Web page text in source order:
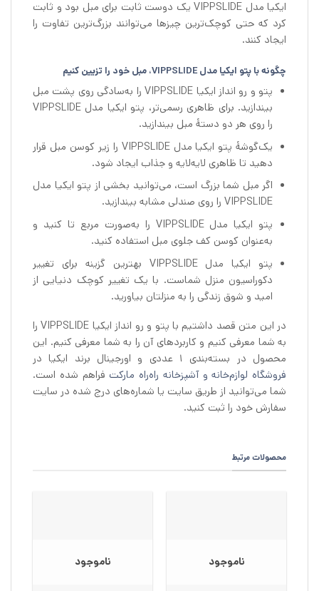
ایکیا مدل VIPPSLIDE یک دوست ثابت برای مبل بود و ثابت
کرد که حتی کوچک‌ترین چیزها می‌توانند بزرگ‌ترین تفاوت را
ایجاد کنند.
چگونه با پتو ایکیا مدل VIPPSLIDE، مبل خود را تزیین کنیم
پتو و رو انداز ایکیا VIPPSLIDE را به‌سادگی روی پشت مبل
بیندازید. برای ظاهری رسمی‌تر، پتو ایکیا مدل VIPPSLIDE
را روی هر دو دستهٔ مبل بیندازید.
یک‌گوشهٔ پتو ایکیا مدل VIPPSLIDE را زیر کوسن مبل قرار
دهید تا ظاهری لایه‌لایه و جذاب ایجاد شود.
اگر مبل شما بزرگ است، می‌توانید بخشی از پتو ایکیا مدل
VIPPSLIDE را روی صندلی مشابه بیندازید.
پتو ایکیا مدل VIPPSLIDE را به‌صورت مربع تا کنید و
به‌عنوان کوسن کف جلوی مبل استفاده کنید.
پتو ایکیا مدل VIPPSLIDE بهترین گزینه برای تغییر
دکوراسیون منزل شماست. با یک تغییر کوچک دنیایی از
امید و شوق زندگی را به منزلتان بیاورید.
در این متن قصد داشتیم با پتو و رو انداز ایکیا VIPPSLIDE را
به شما معرفی کنیم و کاربردهای آن را به شما معرفی کنیم. این
محصول در بسته‌بندی 1 عددی و اورجینال برند ایکیا در
فروشگاه لوازم‌خانه و آشپزخانه راه‌راه مارکت فراهم شده است.
شما می‌توانید از طریق سایت یا شماره‌های درج شده در سایت
سفارش خود را ثبت کنید.
محصولات مرتبط
ناموجود ناموجود